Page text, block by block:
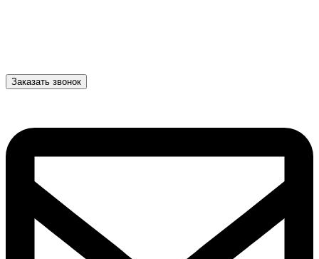
Заказать звонок